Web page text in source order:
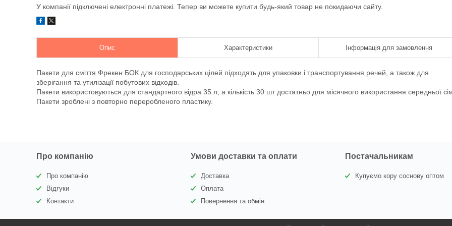
У компанії підключені електронні платежі. Тепер ви можете купити будь-який товар не покидаючи сайту.
Опис Характеристики Інформація для замовлення
Пакети для сміття Фрекен БОК для господарських цілей підходять для упаковки і транспортування речей, а також для
зберігання та утилізації побутових відходів.
Пакети використовуються для стандартного відра 35 л, а кількість 30 шт достатньо для місячного використання середньої
Пакети зроблені з повторно переробленого пластику.
Про компанію
Про компанію
Відгуки
Контакти
Умови доставки та оплати
Доставка
Оплата
Повернення та обмін
Постачальникам
Купуємо кору соснову оптом